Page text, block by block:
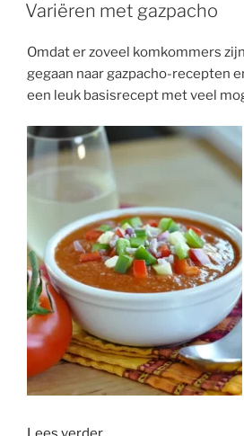
OP
Variëren met gazpacho
Omdat er zoveel komkommers
gegaan naar gazpacho-recepten
een leuk basisrecept met veel
“Variëren